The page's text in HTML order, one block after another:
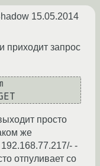
15.05.2014
приходит запрос
просто
же
192.168.77.217/- -
отпуливает со